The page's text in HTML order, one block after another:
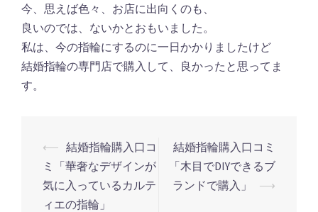
今、思えば色々、お店に出向くのも、
良いのでは、ないかとおもいました。
私は、今の指輪にするのに一日かかりましたけど
結婚指輪の専門店で購入して、良かったと思ってま
す。
投
稿
ナ
⟵ 結婚指輪購入口コ
ミ「華奢なデザインが
気に入っているカルテ
ィエの指輪」
結婚指輪購入口コミ
「木目でDIYできるブ
ランドで購入」
⟶